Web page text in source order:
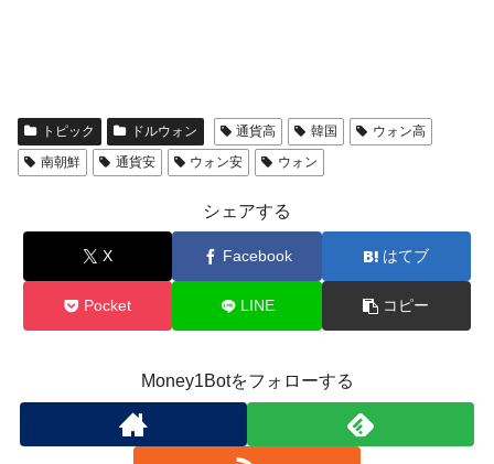
トピック ドルウォン 通貨高 韓国
ウォン高
南朝鮮
通貨安 ウォン安 ウォン
シェアする
X Facebook はてブ
Pocket LINE コピー
Money1Botをフォローする